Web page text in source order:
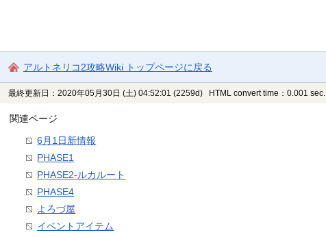
アルトネリコ2攻略Wiki トップページに戻る
最終更新日：2020年05月30日 (土) 04:52:01 (2259d) HTML convert time：0.001 sec.
関連ページ
6月1日新情報
PHASE1
PHASE2-ルカルート
PHASE4
よろづ屋
イベントアイテム